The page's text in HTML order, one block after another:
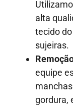
alta
tecido
sujeiras.
equipe
gordura,